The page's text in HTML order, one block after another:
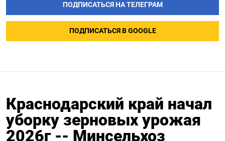
ПОДПИСАТЬСЯ НА ТЕЛЕГРАМ
ПОДПИСАТЬСЯ В GOOGLE
Краснодарский край начал
уборку зерновых урожая
2026г -- Минсельхоз